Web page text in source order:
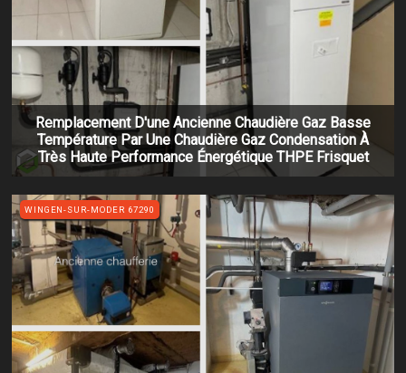
Remplacement D'une Ancienne Chaudière Gaz Basse
Température Par Une Chaudière Gaz Condensation À
Très Haute Performance Énergétique THPE Frisquet
WINGEN-SUR-MODER 67290